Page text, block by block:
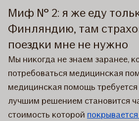
Миф № 2: я же еду
Финляндию, там
поездки мне не нужно
Мы никогда не знаем заранее,
потребоваться медицинская
медицинская помощь
лучшим решением становится
стоимость которой